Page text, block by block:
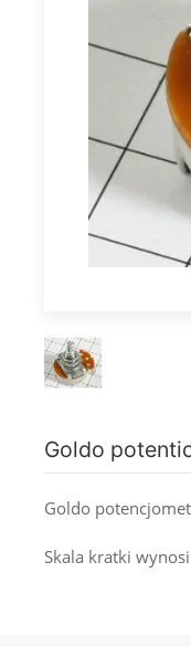
Goldo
Goldo
Skala kratki